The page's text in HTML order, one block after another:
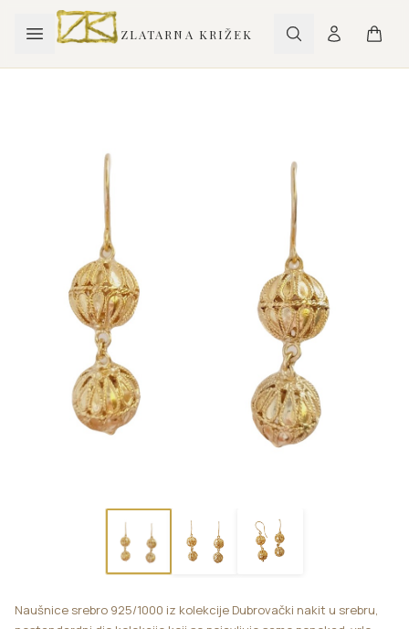
ZLATARNA KRIŽEK
Naušnice srebro 925/1000 iz kolekcije Dubrovački nakit u srebru,